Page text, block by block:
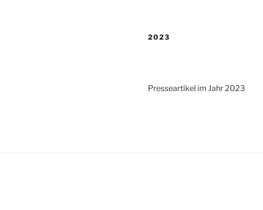
2023
Presseartikel im Jahr 2023